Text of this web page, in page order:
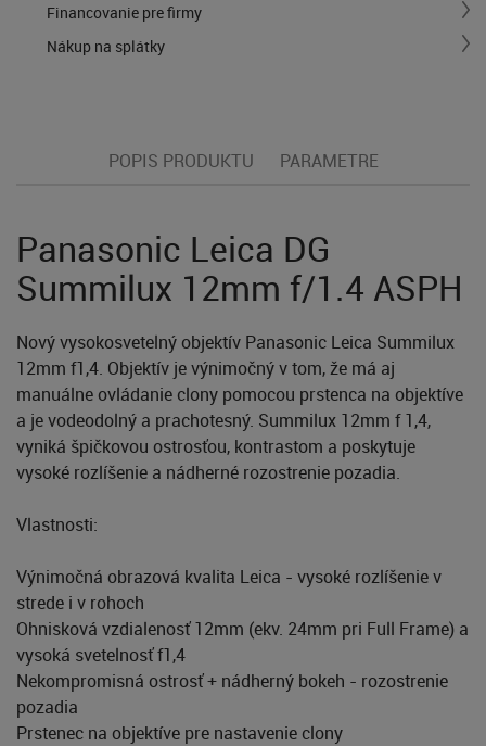
Financovanie pre firmy
Nákup na splátky
POPIS PRODUKTU PARAMETRE
Panasonic Leica DG
Summilux 12mm f/1.4 ASPH
Nový vysokosvetelný objektív Panasonic Leica Summilux
12mm f1,4. Objektív je výnimočný v tom, že má aj
manuálne ovládanie clony pomocou prstenca na objektíve
a je vodeodolný a prachotesný. Summilux 12mm f 1,4,
vyniká špičkovou ostrosťou, kontrastom a poskytuje
vysoké rozlíšenie a nádherné rozostrenie pozadia.
Vlastnosti:
Výnimočná obrazová kvalita Leica - vysoké rozlíšenie v
strede i v rohoch
Ohnisková vzdialenosť 12mm (ekv. 24mm pri Full Frame) a
vysoká svetelnosť f1,4
Nekompromisná ostrosť + nádherný bokeh - rozostrenie
pozadia
Prstenec na objektíve pre nastavenie clony